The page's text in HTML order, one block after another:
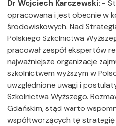
Dr Wojciech Karczewski: -
opracowana i jest obecnie w
środowiskowych. Nad
Polskiego Szkolnictwa
pracował zespół ekspertów
najważniejsze organizacje
szkolnictwem wyższym w
uwzględnione uwagi i
Szkolnictwa Wyższego.
Gdańskim, stąd warto
współtworzących tę